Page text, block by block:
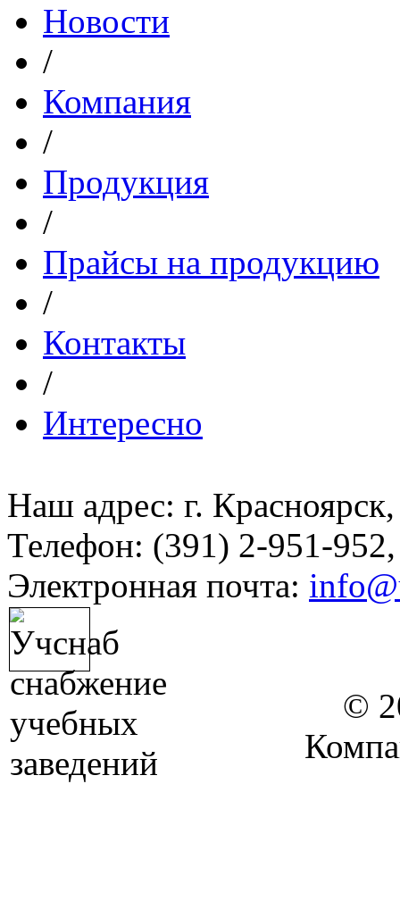
Новости
/
Компания
/
Продукция
/
Прайсы на продукцию
/
Контакты
/
Интересно
Наш адрес: г.
Телефон: (391) 2-951-
Электронная почта:
©